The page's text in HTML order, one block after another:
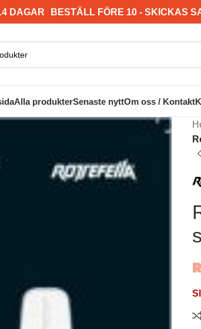
DAGAR BESTÄLL FÖRE 10 - SKICKAS
Alla produkterSenaste nyttOm oss / Kontakt